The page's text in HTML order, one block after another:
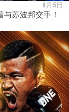
8月5日
苏波邦交手！